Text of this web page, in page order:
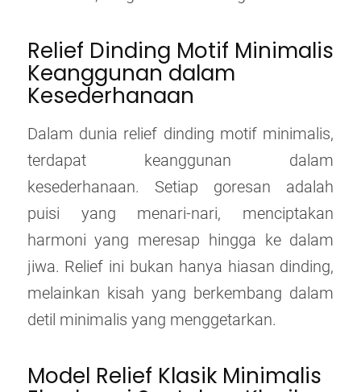
Relief Dinding Motif Minimalis
Keanggunan dalam
Kesederhanaan
Dalam dunia relief dinding motif minimalis,
terdapat keanggunan dalam
kesederhanaan. Setiap goresan adalah
puisi yang menari-nari, menciptakan
harmoni yang meresap hingga ke dalam
jiwa. Relief ini bukan hanya hiasan dinding,
melainkan kisah yang berkembang dalam
detil minimalis yang menggetarkan.
Model Relief Klasik Minimalis